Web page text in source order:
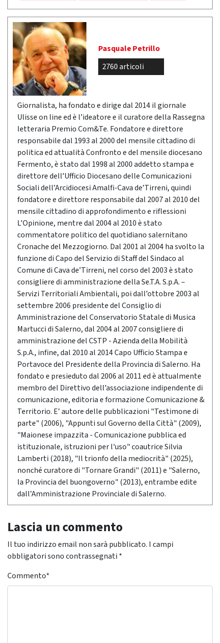
Pasquale Petrillo
2760 articoli
Giornalista, ha fondato e dirige dal 2014 il giornale
Ulisse on line ed è l’ideatore e il curatore della Rassegna
letteraria Premio Com&Te. Fondatore e direttore
responsabile dal 1993 al 2000 del mensile cittadino di
politica ed attualità Confronto e del mensile diocesano
Fermento, è stato dal 1998 al 2000 addetto stampa e
direttore dell’Ufficio Diocesano delle Comunicazioni
Sociali dell’Arcidiocesi Amalfi-Cava de’Tirreni, quindi
fondatore e direttore responsabile dal 2007 al 2010 del
mensile cittadino di approfondimento e riflessioni
L’Opinione, mentre dal 2004 al 2010 è stato
commentatore politico del quotidiano salernitano
Cronache del Mezzogiorno. Dal 2001 al 2004 ha svolto la
funzione di Capo del Servizio di Staff del Sindaco al
Comune di Cava de’Tirreni, nel corso del 2003 è stato
consigliere di amministrazione della Se.T.A. S.p.A. –
Servizi Territoriali Ambientali, poi dall’ottobre 2003 al
settembre 2006 presidente del Consiglio di
Amministrazione del Conservatorio Statale di Musica
Martucci di Salerno, dal 2004 al 2007 consigliere di
amministrazione del CSTP - Azienda della Mobilità
S.p.A., infine, dal 2010 al 2014 Capo Ufficio Stampa e
Portavoce del Presidente della Provincia di Salerno. Ha
fondato e presieduto dal 2006 al 2011 ed è attualmente
membro del Direttivo dell’associazione indipendente di
comunicazione, editoria e formazione Comunicazione &
Territorio. E’ autore delle pubblicazioni "Testimone di
parte" (2006), "Appunti sul Governo della Città" (2009),
"Maionese impazzita - Comunicazione pubblica ed
istituzionale, istruzioni per l'uso" coautrice Silvia
Lamberti (2018), "Il trionfo della mediocrità" (2025),
nonché curatore di "Tornare Grandi" (2011) e "Salerno,
la Provincia del buongoverno" (2013), entrambe edite
dall’Amministrazione Provinciale di Salerno.
Lascia un commento
Il tuo indirizzo email non sarà pubblicato. I campi
obbligatori sono contrassegnati *
Commento*